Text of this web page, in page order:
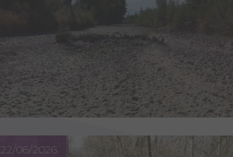
22/06/2026